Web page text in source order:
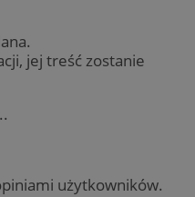
jej treść zostanie
użytkowników.